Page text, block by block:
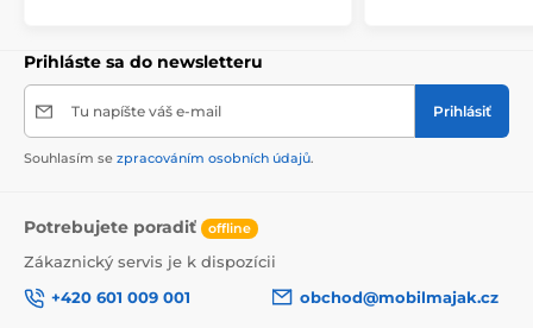
Prihláste sa do newsletteru
Tu napíšte váš e-mail Prihlásiť
Souhlasím se zpracováním osobních údajů.
Potrebujete poradiť offline
Zákaznický servis je k dispozícii
+420 601 009 001
obchod@mobilmajak.cz